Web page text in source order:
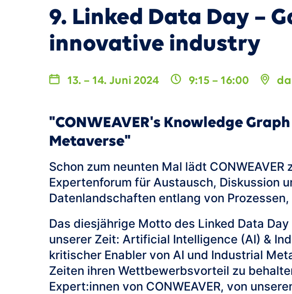
9. Linked Data Day –
innovative industry
13. – 14. Juni 2024 9:15 – 16:00
"CONWEAVER's Knowledge
Metaverse"
Schon zum neunten Mal lädt
Expertenforum für Austausch, Diskussion
Datenlandschaften entlang von
Das diesjährige Motto des Linked Data
unserer Zeit: Artificial Intelligence (AI) &
kritischer Enabler von AI und Industrial
Zeiten ihren Wettbewerbsvorteil zu
Expert:innen von CONWEAVER, von